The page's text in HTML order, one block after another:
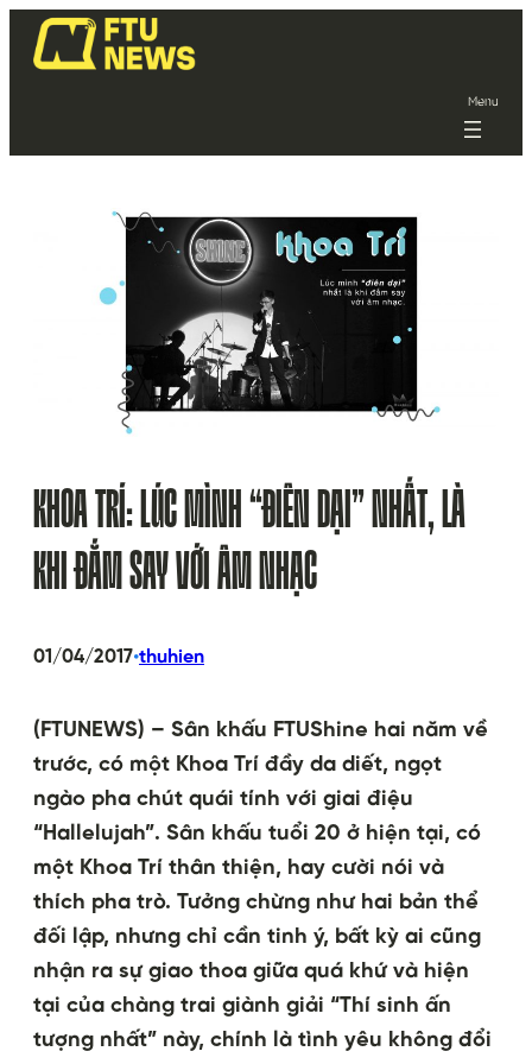
Menu
KHOA TRÍ: LÚC MÌNH “ĐIÊN DẠI” NHẤT, LÀ
KHI ĐẮM SAY VỚI ÂM NHẠC
01/04/2017•thuhien
(FTUNEWS) – Sân khấu FTUShine hai năm về
trước, có một Khoa Trí đầy da diết, ngọt
ngào pha chút quái tính với giai điệu
“Hallelujah”. Sân khấu tuổi 20 ở hiện tại, có
một Khoa Trí thân thiện, hay cười nói và
thích pha trò. Tưởng chừng như hai bản thể
đối lập, nhưng chỉ cần tinh ý, bất kỳ ai cũng
nhận ra sự giao thoa giữa quá khứ và hiện
tại của chàng trai giành giải “Thí sinh ấn
tượng nhất” này, chính là tình yêu không đổi